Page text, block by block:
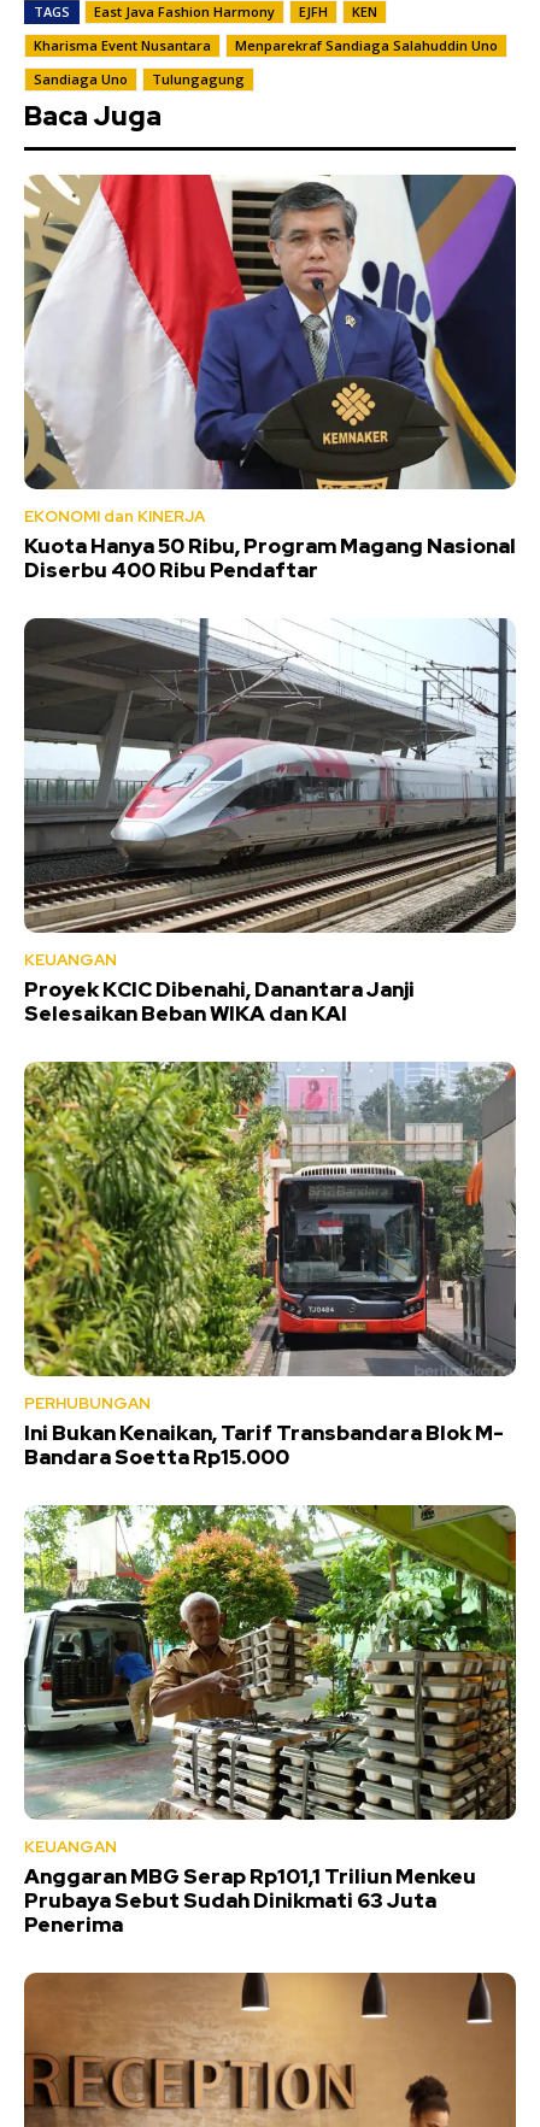
TAGS East Java Fashion Harmony EJFH
KEN
Kharisma Event Nusantara
Menparekraf Sandiaga Salahuddin Uno
Sandiaga Uno
Tulungagung
Baca Juga
EKONOMI dan KINERJA
Kuota Hanya 50 Ribu, Program Magang Nasional
Diserbu 400 Ribu Pendaftar
KEUANGAN
Proyek KCIC Dibenahi, Danantara Janji
Selesaikan Beban WIKA dan KAI
PERHUBUNGAN
Ini Bukan Kenaikan, Tarif Transbandara Blok M-
Bandara Soetta Rp15.000
KEUANGAN
Anggaran MBG Serap Rp101,1 Triliun Menkeu
Prubaya Sebut Sudah Dinikmati 63 Juta
Penerima